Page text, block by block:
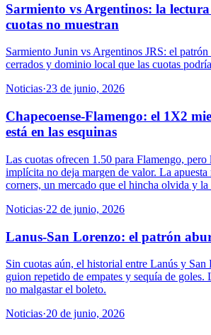
Sarmiento vs Argentinos: la
cuotas no muestran
Sarmiento Junin vs Argentinos JRS: el
cerrados y dominio local que las cuotas
Noticias·23 de junio, 2026
Chapecoense-Flamengo: el 1X2
está en las esquinas
Las cuotas ofrecen 1.50 para Flamengo,
implícita no deja margen de valor. La apuesta
corners, un mercado que el hincha olvida y la
Noticias·22 de junio, 2026
Lanus-San Lorenzo: el patrón
Sin cuotas aún, el historial entre Lanús y San
guion repetido de empates y sequía de goles.
no malgastar el boleto.
Noticias·20 de junio, 2026